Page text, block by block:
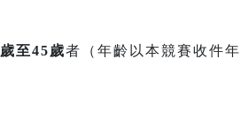
至45歲者（年齡以本競賽收件